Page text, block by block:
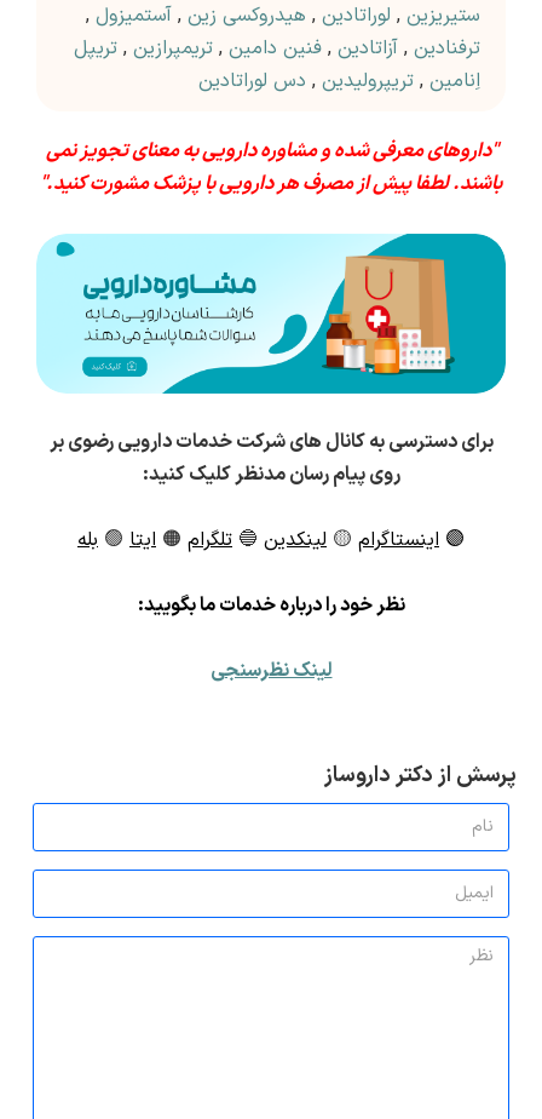
ستیریزین , لوراتادین , هیدروکسی زین , آستمیزول ,
ترفنادین , آزاتادین , فنین دامین , تریمپرازین , تریپل
اِنامین , تریپرولیدین , دس لوراتادین
"داروهای معرفی شده و مشاوره دارویی به معنای تجویز نمی
باشند. لطفا پیش از مصرف هر دارویی با پزشک مشورت کنید."
برای دسترسی به کانال های شرکت خدمات دارویی رضوی بر
روی پیام رسان مدنظر کلیک کنید:
🟣 اینستاگرام 🟡 لینکدین 🔵 تلگرام 🟠 ایتا 🟢 بله
نظر خود را درباره خدمات ما بگویید:
لینک نظرسنجی
پرسش از دکتر داروساز